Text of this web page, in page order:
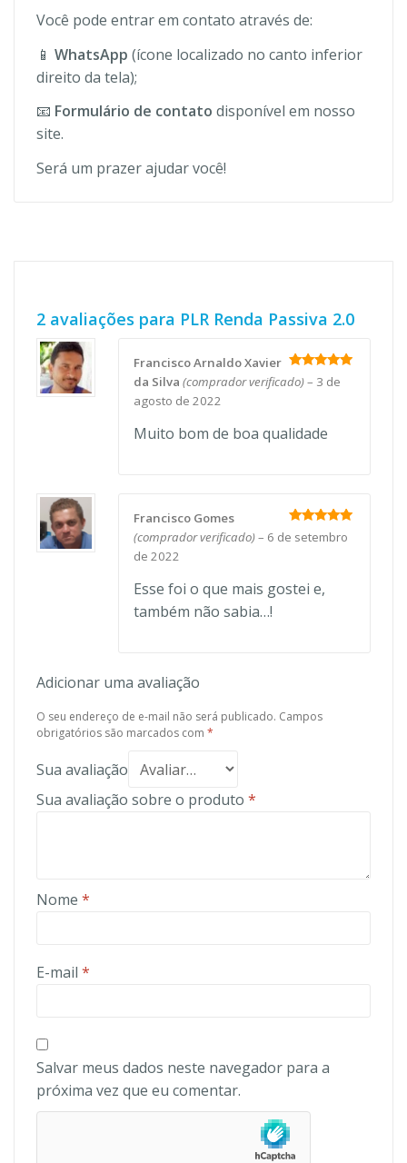
Você pode entrar em contato através de:
📱 WhatsApp (ícone localizado no canto inferior
direito da tela);
📧 Formulário de contato disponível em nosso
site.
Será um prazer ajudar você!
2 avaliações para PLR Renda Passiva 2.0
Avaliação
de 5
Francisco Arnaldo Xavier
da Silva (comprador verificado)– 3 de
agosto de 2022
Muito bom de boa qualidade
Avaliação5
de 5
Francisco Gomes
(comprador verificado)– 6 de setembro
de 2022
Esse foi o que mais gostei e,
também não sabia…!
Adicionar uma avaliação
O seu endereço de e-mail não será publicado. Campos
obrigatórios são marcados com *
Sua avaliação
Sua avaliação sobre o produto *
Nome *
E-mail *
Salvar meus dados neste navegador para a
próxima vez que eu comentar.